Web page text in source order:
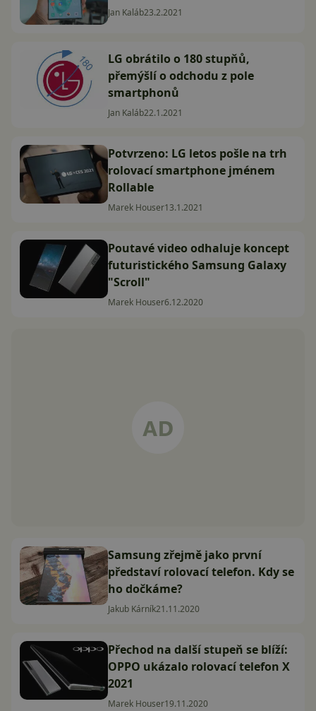
Jan Kaláb23.2.2021
LG obrátilo o 180 stupňů,
přemýšlí o odchodu z pole
smartphonů
Jan Kaláb22.1.2021
Potvrzeno: LG letos pošle na trh
rolovací smartphone jménem
Rollable
Marek Houser13.1.2021
Poutavé video odhaluje koncept
futuristického Samsung Galaxy
"Scroll"
Marek Houser6.12.2020
Samsung zřejmě jako první
představí rolovací telefon. Kdy se
ho dočkáme?
Jakub Kárník21.11.2020
Přechod na další stupeň se blíží:
OPPO ukázalo rolovací telefon X
2021
Marek Houser19.11.2020